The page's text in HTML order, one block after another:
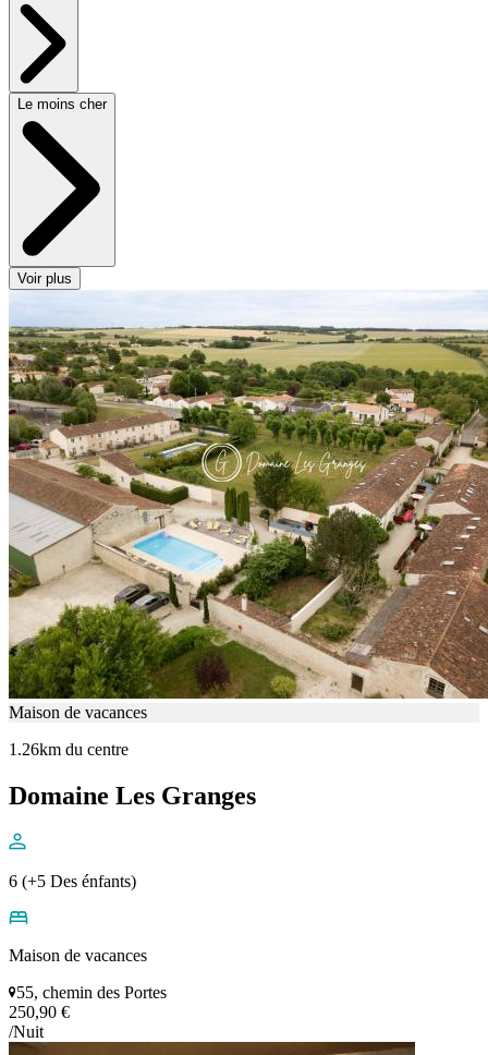
Le moins cher
Voir plus
Maison de vacances
1.26km du centre
Domaine Les Granges
6 (+5 Des énfants)
Maison de vacances
55, chemin des Portes
250,90 €
/Nuit